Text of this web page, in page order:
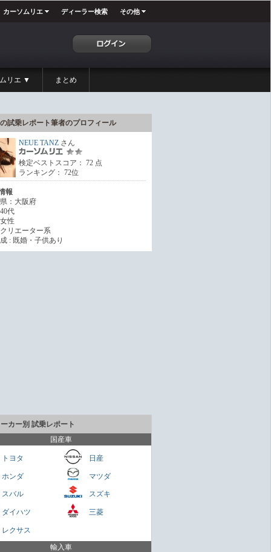
カーソムリエ ディーラー検索 その他
リエ ▼ まとめ
試乗レポート筆者のプロフィール
NEUE TANZ さん
検定ベストスコア： 72 点
ランキング： 72位
報
：大阪府
代
性
リエーター系
: 既婚・子供あり
カー別 試乗レポート
国産車
トヨタ 日産
ホンダ マツダ
スバル スズキ
ダイハツ 三菱
レクサス
輸入車
重なセダンだが800万円は高いかも
さくらもち
を乗せられる男のロマン